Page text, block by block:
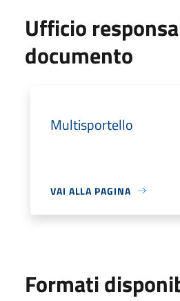
Ufficio
documento
Multisportello
VAI ALLA PAGINA
Formati